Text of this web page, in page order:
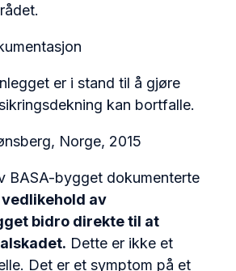
er i stand til å gjøre
kan bortfalle.
Norge, 2015
BASA-bygget dokumenterte
av
bidro direkte til at
Dette er ikke et
Det er et symptom på et